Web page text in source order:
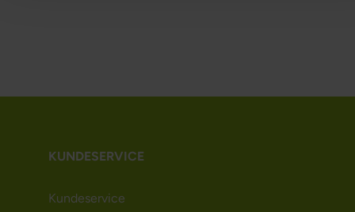
KUNDESERVICE
Kundeservice